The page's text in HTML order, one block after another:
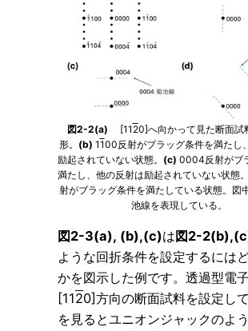
図2-2(a) [11 20]へ向かって見た断面試
形。 (b) 1100反射がブラッグ条件を満たし
励起されていない状態。 (c) 0004反射がブ
満たし、他の反射は励起されていない状態。
射がブラッグ条件を満たしている状態。図
池線を表現している。
図2-3(a), (b),(c)は 図2-
ような回折条件を設定するには
かを図示した例です。透過型電
[1120]方向の断面試料を設定し
を見るとユニオンジャックのよ